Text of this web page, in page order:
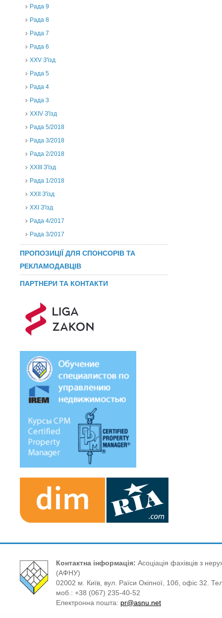
Рада 9
Рада 8
Рада 7
Рада 6
XXV З'їзд
Рада 5
Рада 4
Рада 3
ХХIV З'їзд
Рада 5/2018
Рада 3/2018
Рада 2/2018
XXIII З'їзд
Рада 1/2018
ХХІІ З'їзд
XXI З'їзд
Рада 4/2017
Рада 3/2017
ПРОПОЗИЦІЇ ДЛЯ СПОНСОРІВ ТА
РЕКЛАМОДАВЦІВ
ПАРТНЕРИ ТА КОНТАКТИ
Контактна інформація: Асоціація фахівців з
(АФНУ)
02002 м. Київ, вул. Раїси Окіпної, 10б, офіс 32.
моб.: +38 (067) 235-40-52
Електронна пошта: pr@asnu.net